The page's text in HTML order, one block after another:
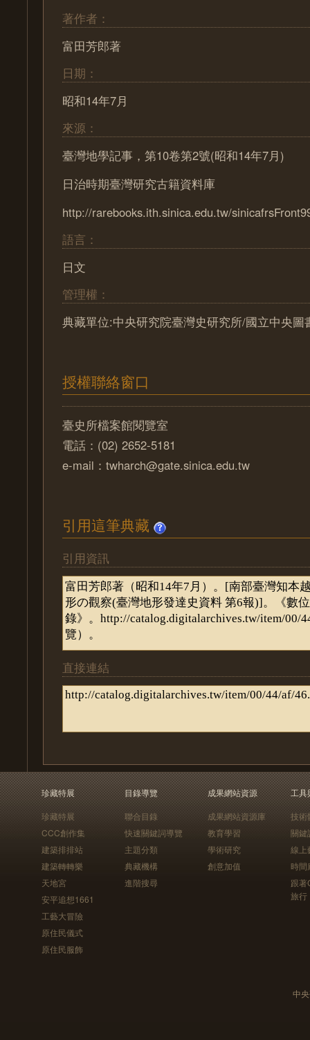
著作者：
富田芳郎著
日期：
昭和14年7月
來源：
臺灣地學記事，第10卷第2號(昭和14年7月)
日治時期臺灣研究古籍資料庫
http://rarebooks.ith.sinica.edu.tw/
語言：
日文
管理權：
典藏單位:中央研究院臺灣史研究所/國立中央圖
授權聯絡窗口
臺史所檔案館閱覽室
電話：(02) 2652-5181
e-mail：twharch@gate.sinica.edu.tw
引用這筆典藏
引用資訊
直接連結
珍藏特展
珍藏特展
CCC創作集
建築排排站
建築轉轉樂
天地宮
安平追想1661
工藝大冒險
原住民儀式
原住民服飾
目錄導覽
聯合目錄
快速關鍵詞導覽
主題分類
典藏機構
進階搜尋
成果網站資源
成果網站資源庫
教育學習
學術研究
創意加值
工具
技術
關鍵
線上
時間
跟
旅行
中